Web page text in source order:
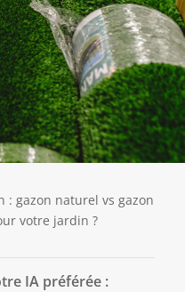
: gazon naturel vs gazon
votre jardin ?
IA préférée :